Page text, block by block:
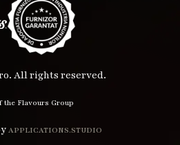
All rights reserved.
the Flavours Group
APPLICATIONS.STUDIO